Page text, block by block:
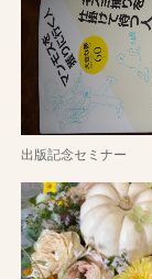
出版記念セミナー